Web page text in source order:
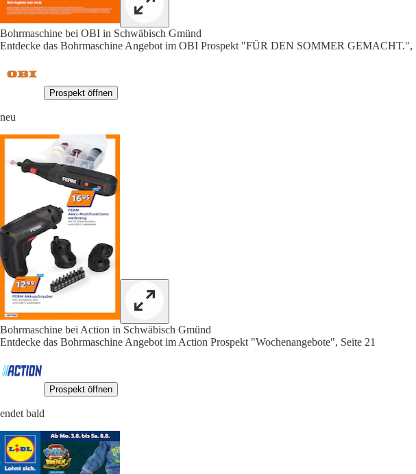
Bohrmaschine bei OBI in Schwäbisch Gmünd
Entdecke das Bohrmaschine Angebot im OBI Prospekt "FÜR DEN SOMMER GEMACHT.",
Prospekt öffnen
neu
Bohrmaschine bei Action in Schwäbisch Gmünd
Entdecke das Bohrmaschine Angebot im Action Prospekt "Wochenangebote", Seite 21
Prospekt öffnen
endet bald